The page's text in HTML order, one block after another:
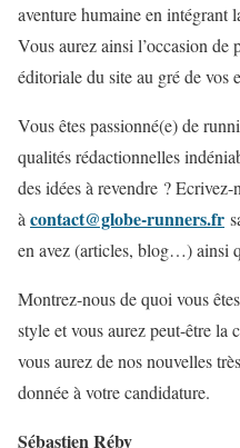
aventure humaine en intégrant
Vous aurez ainsi l’occasion
éditoriale du site au gré de vos
Vous êtes passionné(e) de
qualités rédactionnelles
des idées à revendre ?
à contact@globe-runners.fr
en avez (articles, blog…) ainsi
Montrez-nous de quoi vous
style et vous aurez peut-être la
vous aurez de nos nouvelles
donnée à votre candidature.
Sébastien Réby